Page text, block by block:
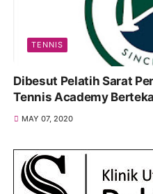
TENNIS
Dibesut Pelatih Sarat
Tennis Academy
MAY 07, 2020